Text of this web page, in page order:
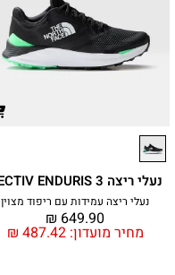
נעלי ריצה VECTIV ENDURIS 3
נעלי ריצה עמידות עם ריפוד מצוין
מחיר מועדון: ₪ 487.42
₪ 649.90